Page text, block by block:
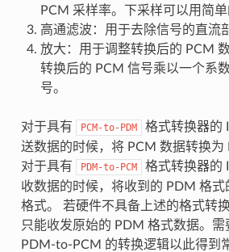
PCM 采样率。下采样可以用简单
高通滤波：用于去除信号的直流
放大：用于调整转换后的 PCM
转换后的 PCM 信号乘以一个系
号。
对于具有 PCM-to-PDM
格式转换器的
送数据的时候，将 PCM 数据转换为
对于具有
PDM-to-PCM
格式转换器的
收数据的时候，将收到的 PDM 格式
格式。 若硬件不具备上述的格式转
只能收发原始的 PDM 格式数据。
PDM-to-PCM 的转换逻辑以此得到